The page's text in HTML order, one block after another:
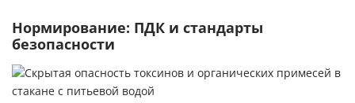
Нормирование: ПДК и стандарты
безопасности